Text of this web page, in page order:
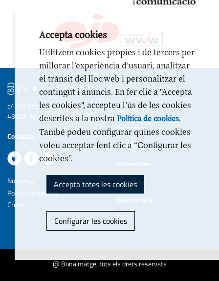
Portada
Actualitat
Empreses
Opinió
Entrevistes
Especials
Estil de vida
RSC
c/ Illes Medes 6-10
43203 Reus
Contacte
Nota legal
Politica de cookies
Crèdits
@ Bonaimatge, tots els drets reservats
Accepta cookies
Utilitzem cookies pròpies i de tercers per
millorar l’experiència d’usuari, analitzar
el trànsit del lloc web i personalitzar el
contingut i anuncis. En fer clic a "Accepta
les cookies", accepteu l’ús de les cookies
descrites a la nostra Política de cookies.
També podeu configurar quines cookies
voleu acceptar fent clic a “Configurar les
cookies”.
Accepta totes les cookies
Configurar les cookies